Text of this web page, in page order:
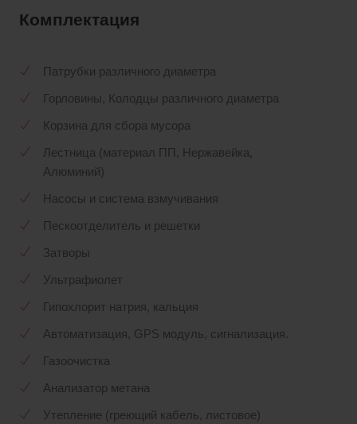
Комплектация
Патрубки различного диаметра
Горловины, Колодцы различного диаметра
Корзина для сбора мусора
Лестница (материал ПП, Нержавейка,
Алюминий)
Насосы и система взмучивания
Пескоотделитель и решетки
Затворы
Ультрафиолет
Гипохлорит натрия, кальция
Автоматизация, GPS модуль, сигнализация.
Газоочистка
Анализатор метана
Утепление (греющий кабель, листовое)